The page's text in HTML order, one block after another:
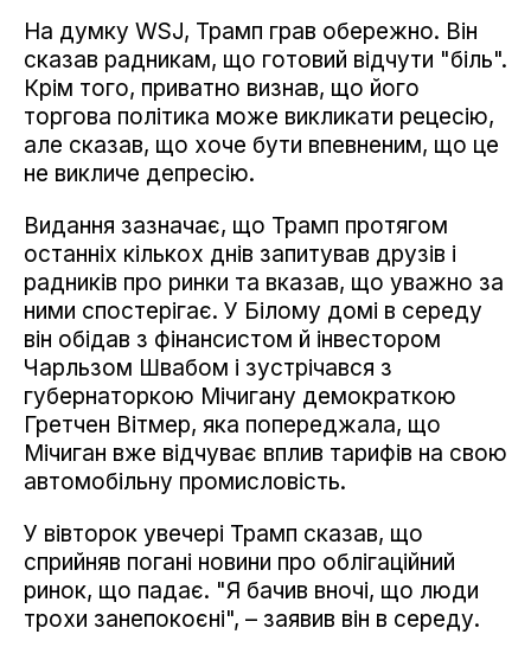
На думку WSJ, Трамп грав обережно. Він
сказав радникам, що готовий відчути "біль".
Крім того, приватно визнав, що його
торгова політика може викликати рецесію,
але сказав, що хоче бути впевненим, що це
не викличе депресію.
Видання зазначає, що Трамп протягом
останніх кількох днів запитував друзів і
радників про ринки та вказав, що уважно за
ними спостерігає. У Білому домі в середу
він обідав з фінансистом й інвестором
Чарльзом Швабом і зустрічався з
губернаторкою Мічигану демократкою
Гретчен Вітмер, яка попереджала, що
Мічиган вже відчуває вплив тарифів на свою
автомобільну промисловість.
У вівторок увечері Трамп сказав, що
сприйняв погані новини про облігаційний
ринок, що падає. "Я бачив вночі, що люди
трохи занепокоєні", – заявив він в середу.